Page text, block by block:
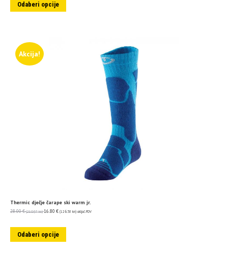
Odaberi opcije
Akcija!
Thermic dječje čarape ski warm jr.
28.00€ (210.97 kn) 16.80 € (126.58 kn) uključ. PDV
Odaberi opcije